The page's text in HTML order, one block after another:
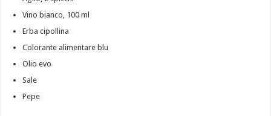
Vino bianco, 100 ml
Erba cipollina
Colorante alimentare blu
Olio evo
Sale
Pepe